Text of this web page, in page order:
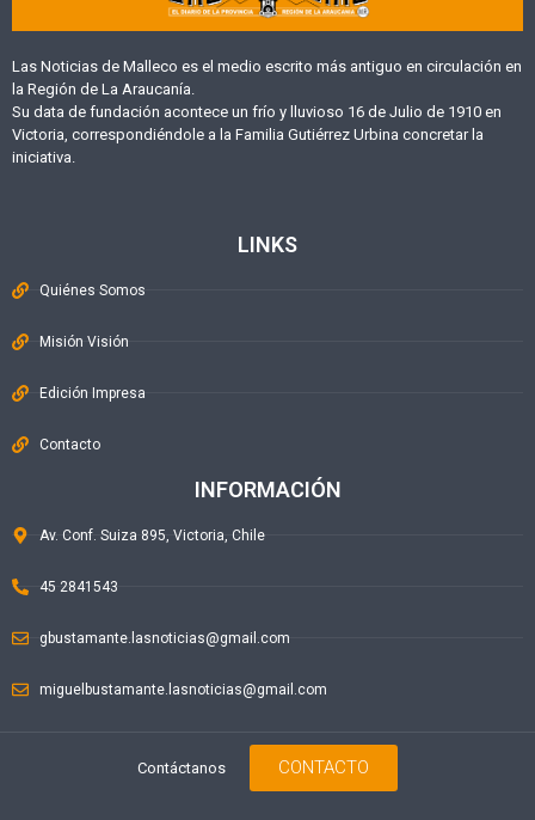
Las Noticias de Malleco es el medio escrito más antiguo en circulación en
la Región de La Araucanía.
Su data de fundación acontece un frío y lluvioso 16 de Julio de 1910 en
Victoria, correspondiéndole a la Familia Gutiérrez Urbina concretar la
iniciativa.
LINKS
Quiénes Somos
Misión Visión
Edición Impresa
Contacto
INFORMACIÓN
Av. Conf. Suiza 895, Victoria, Chile
45 2841543
gbustamante.lasnoticias@gmail.com
miguelbustamante.lasnoticias@gmail.com
Contáctanos CONTACTO